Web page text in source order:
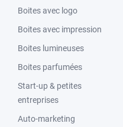
Boites avec logo
Boites avec impression
Boites lumineuses
Boites parfumées
Start-up & petites
entreprises
Auto-marketing